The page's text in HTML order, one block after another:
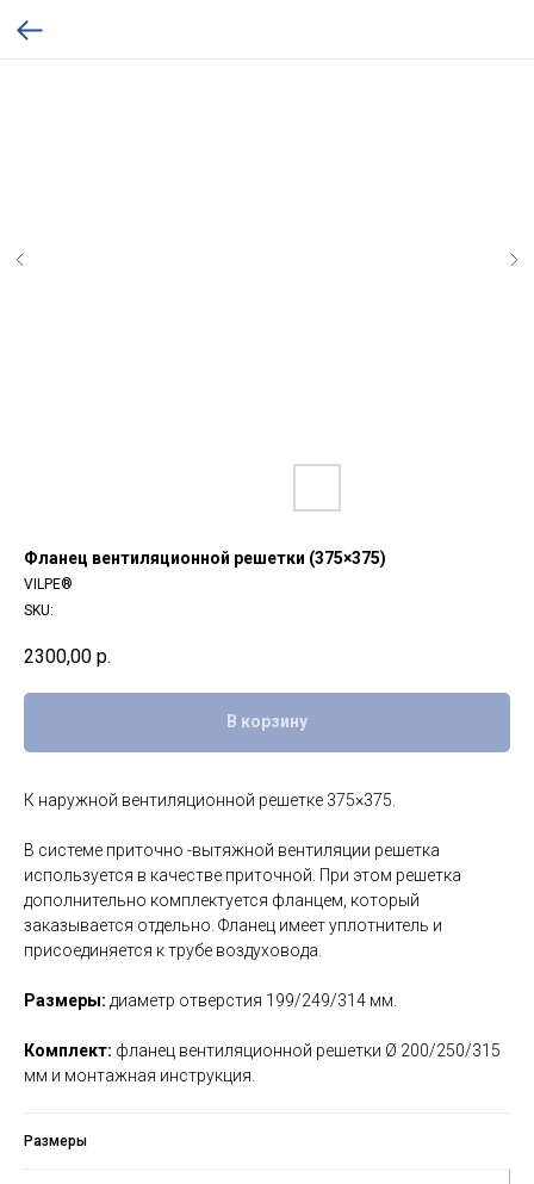
Фланец вентиляционной решетки (375×375)
VILPE®
SKU:
2300,00 р.
В корзину
К наружной вентиляционной решетке 375×375.
В системе приточно -вытяжной вентиляции решетка
используется в качестве приточной. При этом решетка
дополнительно комплектуется фланцем, который
заказывается отдельно. Фланец имеет уплотнитель и
присоединяется к трубе воздуховода.
Размеры: диаметр отверстия 199/249/314 мм.
Комплект: фланец вентиляционной решетки Ø 200/250/315
мм и монтажная инструкция.
Размеры